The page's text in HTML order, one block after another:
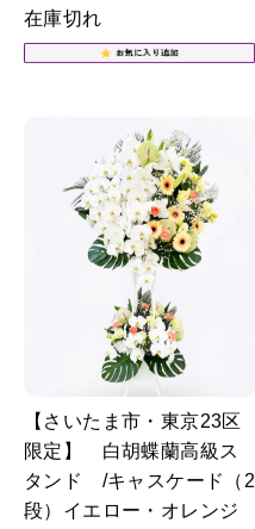
在庫切れ
【さいたま市・東京23区
限定】 白胡蝶蘭高級ス
タンド /キャスケード（2
段）イエロー・オレンジ